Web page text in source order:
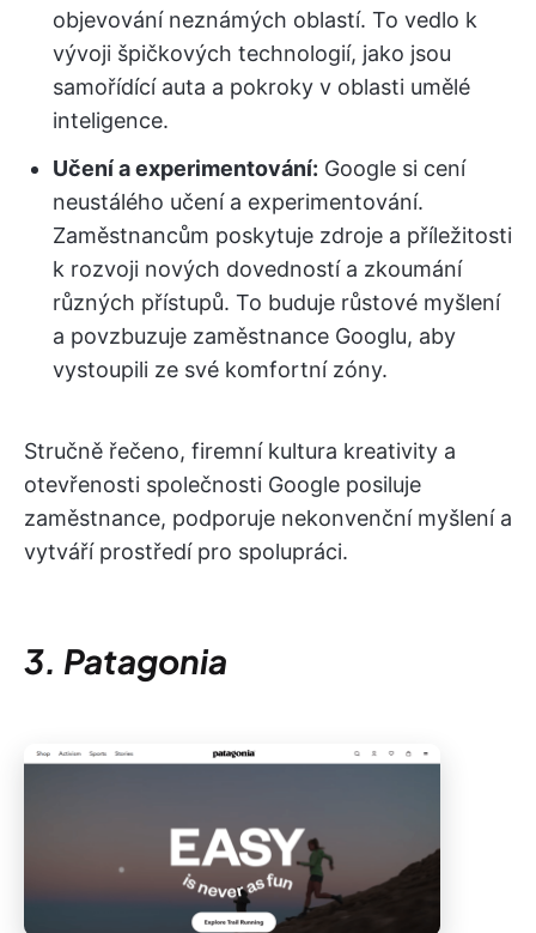
objevování neznámých oblastí. To vedlo k
vývoji špičkových technologií, jako jsou
samořídící auta a pokroky v oblasti umělé
inteligence.
Učení a experimentování: Google si cení
neustálého učení a experimentování.
Zaměstnancům poskytuje zdroje a příležitosti
k rozvoji nových dovedností a zkoumání
různých přístupů. To buduje růstové myšlení
a povzbuzuje zaměstnance Googlu, aby
vystoupili ze své komfortní zóny.
Stručně řečeno, firemní kultura kreativity a
otevřenosti společnosti Google posiluje
zaměstnance, podporuje nekonvenční myšlení a
vytváří prostředí pro spolupráci.
3. Patagonia